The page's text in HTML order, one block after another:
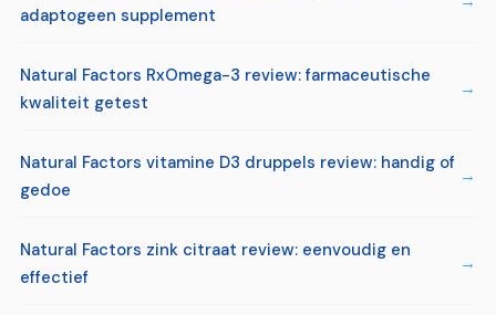
adaptogeen supplement
Natural Factors RxOmega-3 review: farmaceutische
kwaliteit getest
Natural Factors vitamine D3 druppels review: handig of
gedoe
Natural Factors zink citraat review: eenvoudig en
effectief